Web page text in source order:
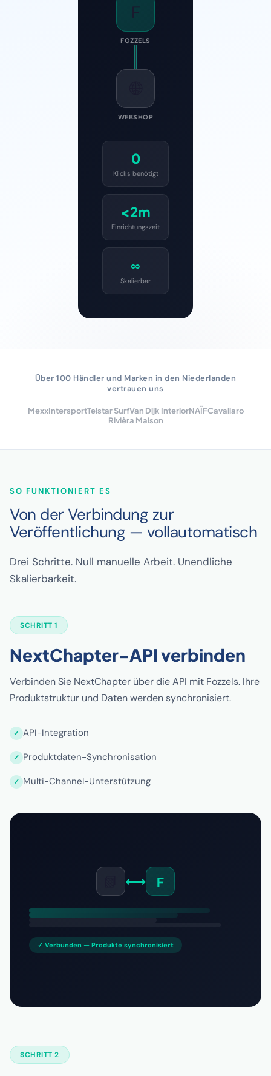
F
FOZZELS
WEBSHOP
0
Klicks benötigt
<2m
Einrichtungszeit
∞
Skalierbar
Über 100 Händler und Marken in den Niederlanden
vertrauen uns
MexxIntersportTelstar SurfVan Dijk InteriorNAÏFCavallaro
Rivièra Maison
SO FUNKTIONIERT ES
Von der Verbindung zur
Veröffentlichung — vollautomatisch
Drei Schritte. Null manuelle Arbeit. Unendliche
Skalierbarkeit.
SCHRITT 1
NextChapter-API verbinden
Verbinden Sie NextChapter über die API mit Fozzels. Ihre
Produktstruktur und Daten werden synchronisiert.
API-Integration
Produktdaten-Synchronisation
Multi-Channel-Unterstützung
⟷ F
✓ Verbunden — Produkte synchronisiert
SCHRITT 2